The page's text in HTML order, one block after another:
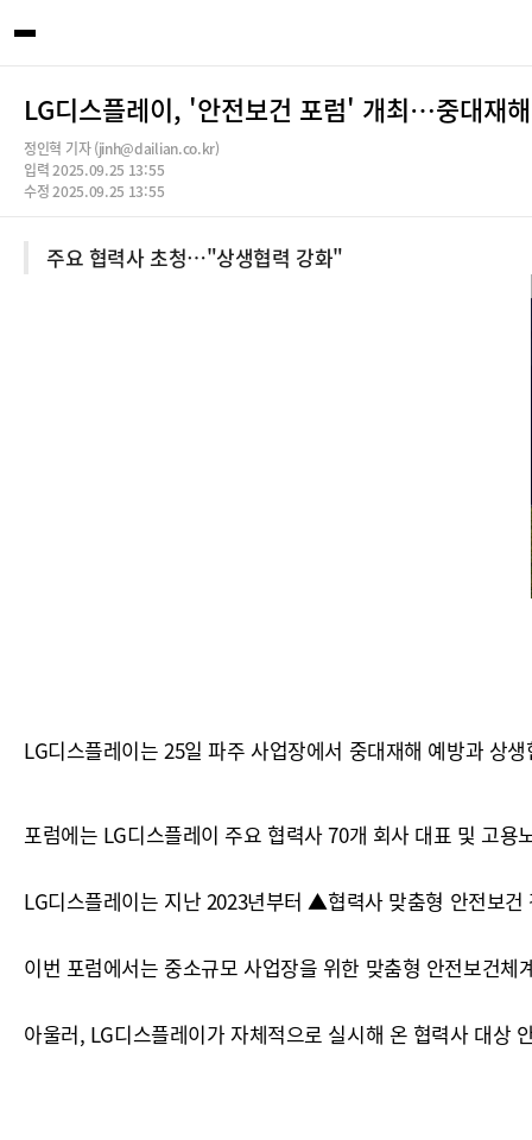
LG디스플레이, '안전보건 포럼' 개최…중대재
정인혁 기자 (jinh@dailian.co.kr)
입력 2025.09.25 13:55
수정 2025.09.25 13:55
주요 협력사 초청…"상생협력 강화"
LG디스플레이는 25일 파주 사업장에서 중대재해 예방과 상
포럼에는 LG디스플레이 주요 협력사 70개 회사 대표 및 고
LG디스플레이는 지난 2023년부터 ▲협력사 맞춤형 안전보
이번 포럼에서는 중소규모 사업장을 위한 맞춤형 안전보건
아울러, LG디스플레이가 자체적으로 실시해 온 협력사 대상